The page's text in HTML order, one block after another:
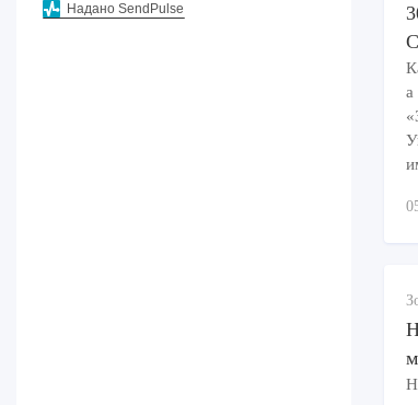
Надано SendPulse
а